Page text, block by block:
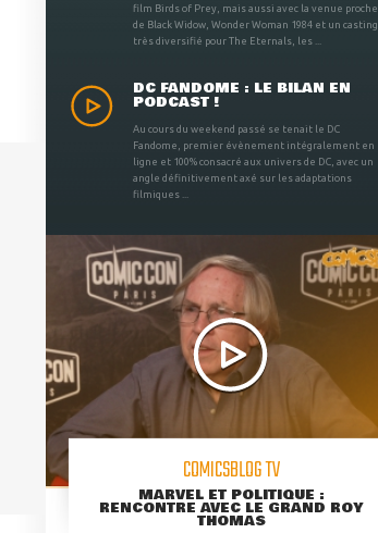
film Birds of Prey, mais aussi avec la venue proche
de Black Widow, Wonder Woman 1984 et un casting
très diversifié pour The Eternals, les ...
DC FANDOME : LE BILAN EN
PODCAST !
Au cours du weekend passé se tenait le DC
Fandome, premier évènement intégralement en
ligne et 100% consacré aux univers de DC, avec un
angle définitivement axé sur les adaptations
filmiques ...
COMICSBLOG TV
MARVEL ET POLITIQUE :
RENCONTRE AVEC LE GRAND ROY
THOMAS